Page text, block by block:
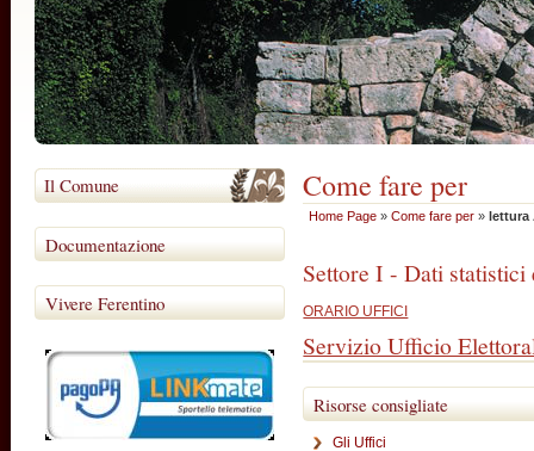
Il Comune
Documentazione
Vivere Ferentino
Come fare per
Home Page »Come fare per »lettura
Settore I - Dati statistici
ORARIO UFFICI
Servizio Ufficio
Risorse consigliate
Gli Uffici